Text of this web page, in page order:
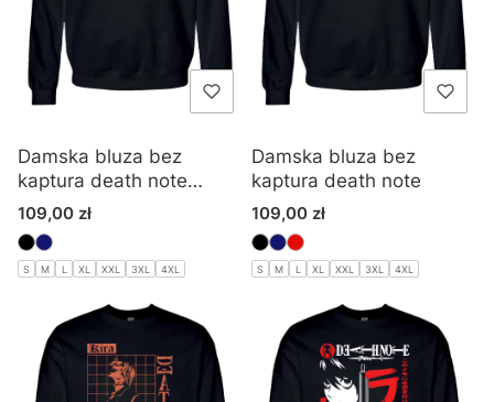
Damska bluza bez
kaptura death note
anime
Cena
109,00 zł
S M L XL XXL 3XL 4XL
Damska bluza bez
kaptura death note
Cena
109,00 zł
S M L XL XXL 3XL 4XL